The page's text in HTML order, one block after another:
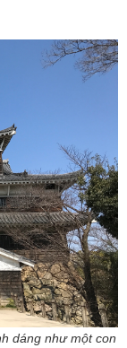
dáng như một con